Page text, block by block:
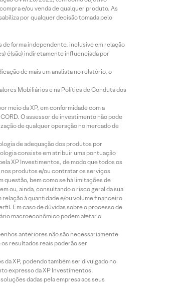
e/ou venda de qualquer produto. As
por qualquer decisão tomada pelo
de forma independente, inclusive em relação
é(são) indiretamente influenciada por
de mais um analista no relatório, o
Mobiliários e na Política de Conduta dos
meio da XP, em conformidade com a
O assessor de investimento não pode
de qualquer operação no mercado de
de adequação dos produtos por
consiste em atribuir uma pontuação
XP Investimentos, de modo que todos os
produtos e/ou contratar os serviços
questão, bem como se há limitações de
ou, ainda, consultando o risco geral da sua
à quantidade e/ou volume financeiro
Em caso de dúvidas sobre o processo de
macroeconômico podem afetar o
anteriores não são necessariamente
resultados reais poderão ser
XP, podendo também ser divulgado no
expresso da XP Investimentos.
dadas pela empresa aos seus